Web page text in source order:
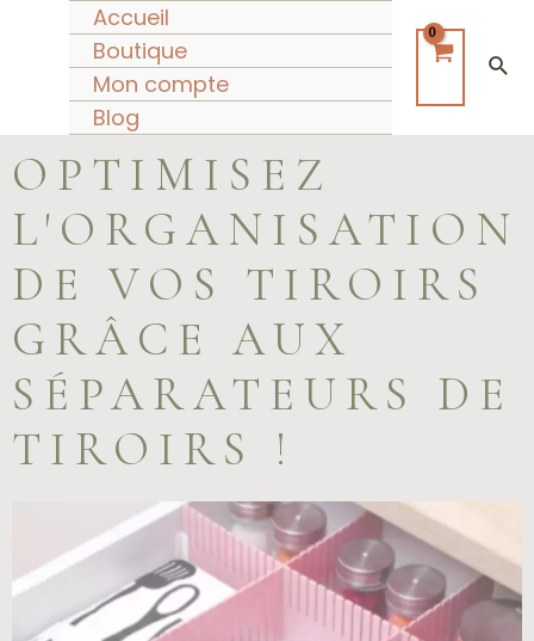
Accueil
Boutique
Mon compte
Blog
OPTIMISEZ
L'ORGANISATION
DE VOS TIROIRS
GRÂCE AUX
SÉPARATEURS DE
TIROIRS !